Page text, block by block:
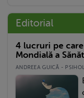
Editorial
4 lucruri pe
Mondială a
ANDREEA GUICĂ -